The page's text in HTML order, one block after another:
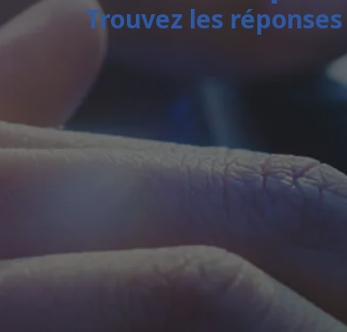
Trouvez les